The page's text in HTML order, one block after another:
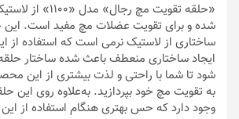
«حلقه تقویت مچ
شده و برای تقویت عضلات مچ مفید است. این
ساختاری از لاستیک نرمی است که استفاده از
ایجاد ساختاری منعطف باعث شده ساختار
شود تا شما با راحتی و لذت بیشتری از این
به تقویت مچ خود بپردازید. به‌علاوه روی این
وجود دارد که حس بهتری هنگام استفاده از